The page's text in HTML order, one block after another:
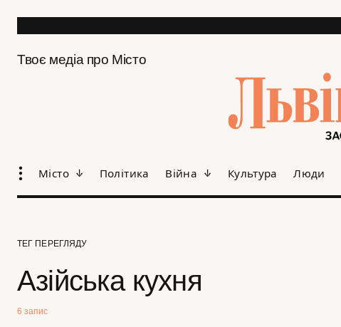
Твоє медіа про Місто
Місто Політика Війна Культура Люди
ТЕГ ПЕРЕГЛЯДУ
Азійська кухня
6 запис